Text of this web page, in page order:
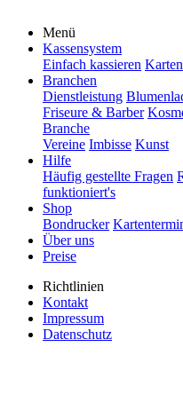
Menü
Kassensystem
Einfach kassieren
Branchen
Dienstleistung
Friseure & Barber
Branche
Vereine Imbisse Kunst
Hilfe
Häufig gestellte Fragen
funktioniert's
Shop
Bondrucker
Über uns
Preise
Richtlinien
Kontakt
Impressum
Datenschutz